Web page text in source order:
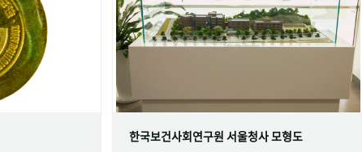
한국보건사회연구원 서울청사 모형도